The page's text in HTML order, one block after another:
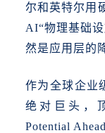
尔和英特尔用
AI“物理基础
然是应用层的
作为全球企业
绝对巨头，
Potential